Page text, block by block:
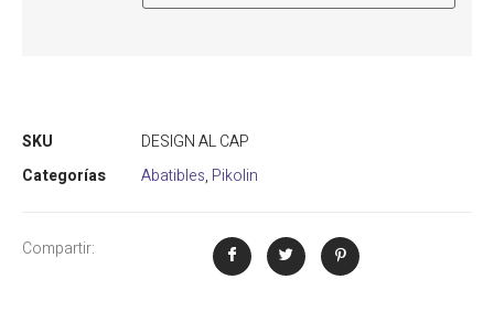
SKU
DESIGN AL CAP
Categorías
Abatibles, Pikolin
Compartir: